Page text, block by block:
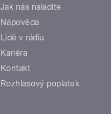
Jak nás naladíte
Nápověda
Lidé v rádiu
Kariéra
Kontakt
Rozhlasový poplatek